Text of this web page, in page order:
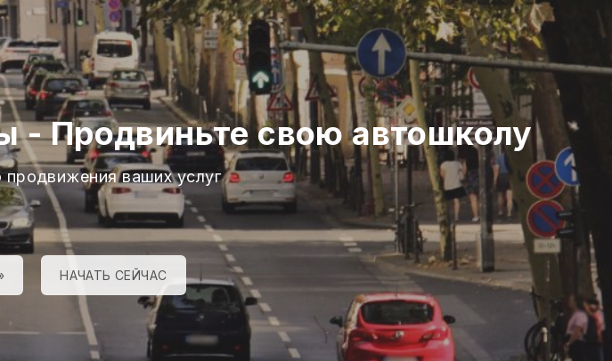
-Продвиньте свою автошколу
ваших услуг
НАЧАТЬ СЕЙЧАС